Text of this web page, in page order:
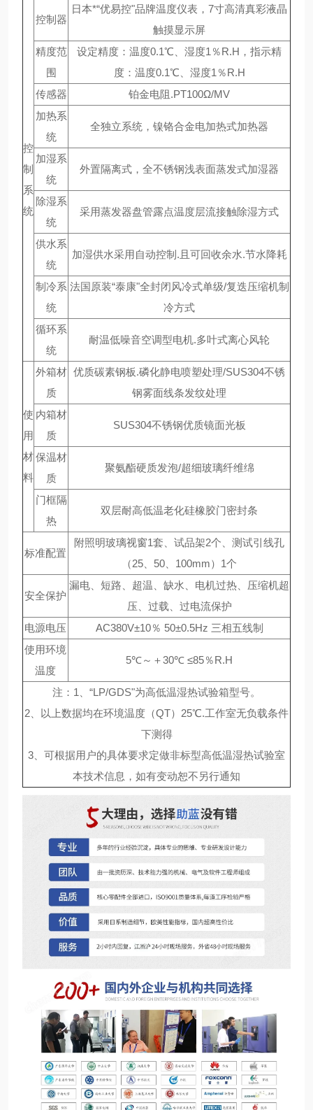
控
制
系
统
控制器
日本*“优易控"品牌温度仪表，7寸高清真彩液晶
触摸显示屏
精度范
围
设定精度：温度0.1℃、湿度1％R.H，指示精
度：温度0.1℃、湿度1％R.H
传感器
铂金电阻.PT100Ω/MV
加热系
统
全独立系统，镍铬合金电加热式加热器
加湿系
统
外置隔离式，全不锈钢浅表面蒸发式加湿器
除湿系
统
采用蒸发器盘管露点温度层流接触除湿方式
供水系
统
加湿供水采用自动控制.且可回收余水.节水降耗
制冷系
统
法国原装“泰康"全封闭风冷式单级/复迭压缩机制
冷方式
循环系
统
耐温低噪音空调型电机.多叶式离心风轮
使
用
材
料
外箱材
质
优质碳素钢板.磷化静电喷塑处理/SUS304不锈
钢雾面线条发纹处理
内箱材
质
SUS304不锈钢优质镜面光板
保温材
质
聚氨酯硬质发泡/超细玻璃纤维绵
门框隔
热
双层耐高低温老化硅橡胶门密封条
标准配置
附照明玻璃视窗1套、试品架2个、测试引线孔
（25、50、100mm）1个
安全保护
漏电、短路、超温、缺水、电机过热、压缩机超
压、过载、过电流保护
电源电压
AC380V±10％ 50±0.5Hz 三相五线制
使用环境
温度
5℃～＋30℃ ≤85％R.H
注：1、“LP/GDS"为高低温湿热试验箱型号。
2、以上数据均在环境温度（QT）25℃.工作室无负载条件
下测得
3、可根据用户的具体要求定做非标型高低温湿热试验室
本技术信息，如有变动恕不另行通知